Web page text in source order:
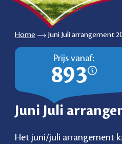
Home Juni Juli arrangement
Prijs vanaf:
893
Juni Juli
Het juni/juli arrangement